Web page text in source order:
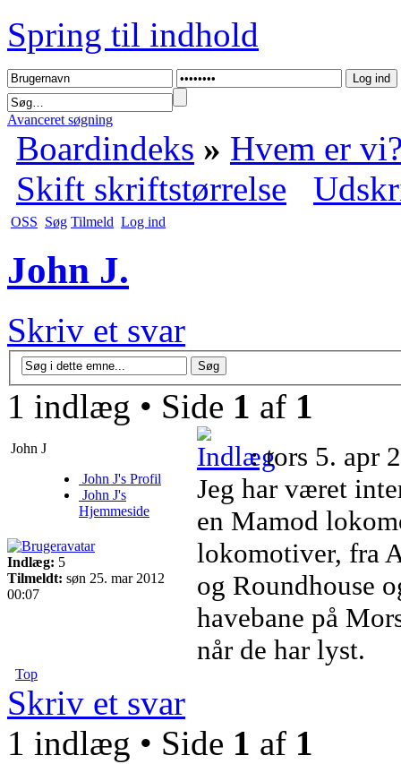
Spring til indhold
Avanceret søgning
Boardindeks » Hvem er
Skift skriftstørrelse
OSS Søg Tilmeld Log ind
John J.
Skriv et svar
1 indlæg • Side 1 af 1
John J
John J's Profil
John J's
Hjemmeside
Indlæg: 5
Tilmeldt: søn 25. mar 2012
00:07
: tors 5. apr
Jeg har været
en Mamod
lokomotiver, fra
og Roundhouse
havebane på
når de har lyst.
Top
Skriv et svar
1 indlæg • Side 1 af 1